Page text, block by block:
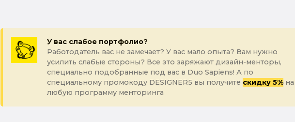
У вас слабое портфолио?
Работодатель вас не замечает? У вас мало опыта? Вам нужно
усилить слабые стороны? Все это заряжают дизайн-менторы,
специально подобранные под вас в Duo Sapiens! А по
специальному промокоду DESIGNER5 вы получите скидку 5%на
любую программу менторинга